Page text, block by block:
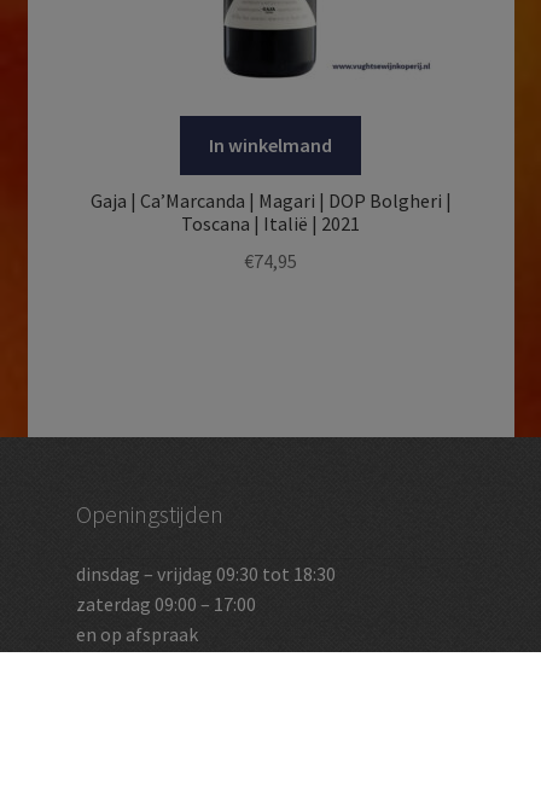
In winkelmand
Gaja | Ca’Marcanda | Magari | DOP Bolgheri |
Toscana | Italië | 2021
€74,95
Openingstijden
dinsdag – vrijdag 09:30 tot 18:30
zaterdag 09:00 – 17:00
en op afspraak